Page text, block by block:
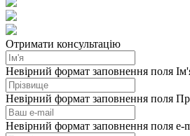
Отримати консультацію
Невірний формат заповнення поля
Невірний формат заповнення поля
Невірний формат заповнення поля e-